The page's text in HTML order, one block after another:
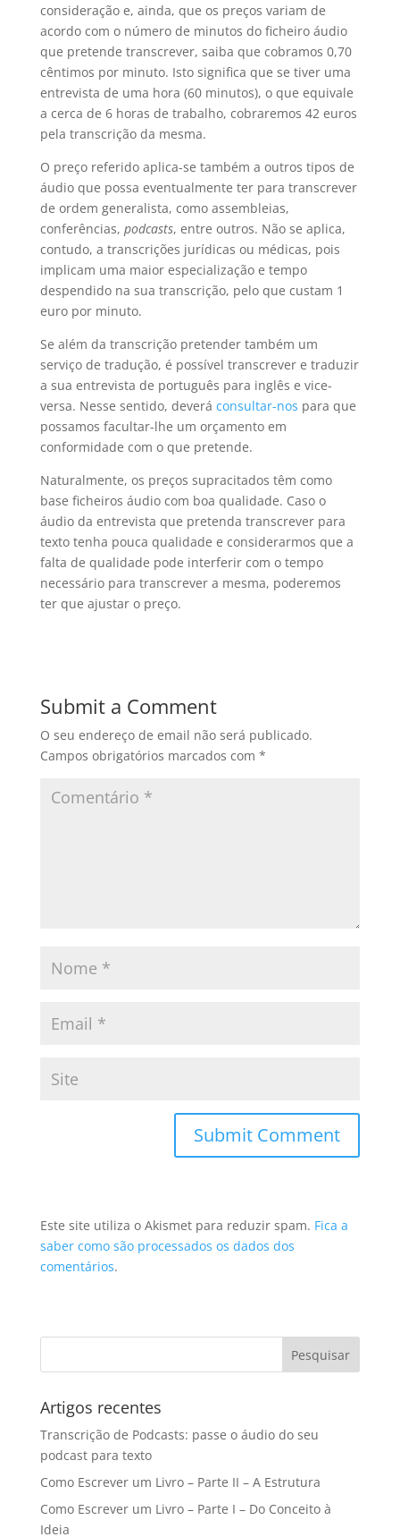
consideração e, ainda, que os preços variam de
acordo com o número de minutos do ficheiro áudio
que pretende transcrever, saiba que cobramos 0,70
cêntimos por minuto. Isto significa que se tiver uma
entrevista de uma hora (60 minutos), o que equivale
a cerca de 6 horas de trabalho, cobraremos 42 euros
pela transcrição da mesma.
O preço referido aplica-se também a outros tipos de
áudio que possa eventualmente ter para transcrever
de ordem generalista, como assembleias,
conferências, podcasts, entre outros. Não se aplica,
contudo, a transcrições jurídicas ou médicas, pois
implicam uma maior especialização e tempo
despendido na sua transcrição, pelo que custam 1
euro por minuto.
Se além da transcrição pretender também um
serviço de tradução, é possível transcrever e traduzir
a sua entrevista de português para inglês e vice-
versa. Nesse sentido, deverá consultar-nos para que
possamos facultar-lhe um orçamento em
conformidade com o que pretende.
Naturalmente, os preços supracitados têm como
base ficheiros áudio com boa qualidade. Caso o
áudio da entrevista que pretenda transcrever para
texto tenha pouca qualidade e considerarmos que a
falta de qualidade pode interferir com o tempo
necessário para transcrever a mesma, poderemos
ter que ajustar o preço.
Submit a Comment
O seu endereço de email não será publicado.
Campos obrigatórios marcados com *
Este site utiliza o Akismet para reduzir spam. Fica a
saber como são processados os dados dos
comentários.
Artigos recentes
Transcrição de Podcasts: passe o áudio do seu
podcast para texto
Como Escrever um Livro – Parte II – A Estrutura
Como Escrever um Livro – Parte I – Do Conceito à
Ideia